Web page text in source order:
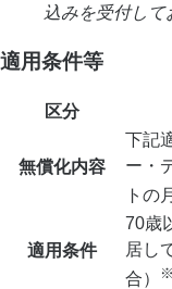
込みを受付して
適用条件等
区分
無償化内容
下記
ー・
トの
適用条件
70歳
居し
合）